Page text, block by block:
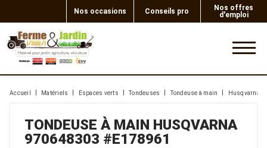
Nos occasions Conseils pro
Nos offres
d'emploi
Accueil Matériels Espaces verts Tondeuses Tondeuse à main Husqvarna
TONDEUSE À MAIN HUSQVARNA
970648303 #E178961